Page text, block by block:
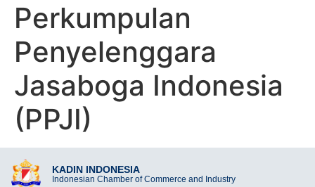
Perkumpulan
Penyelenggara
Jasaboga Indonesia
(PPJI)
KADIN INDONESIA
Indonesian Chamber of Commerce and Industry